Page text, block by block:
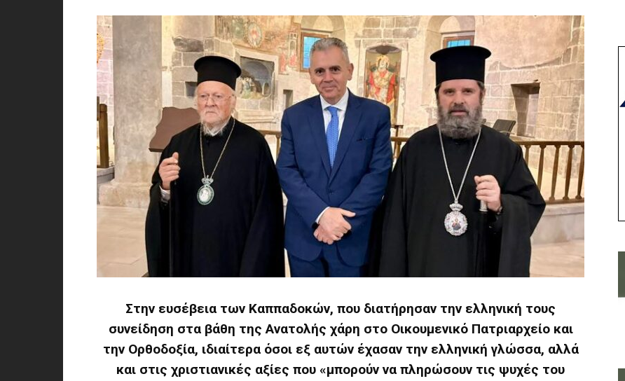
Στην ευσέβεια των Καππαδοκών, που διατήρησαν την ελληνική τους
συνείδηση στα βάθη της Ανατολής χάρη στο Οικουμενικό Πατριαρχείο και
την Ορθοδοξία, ιδιαίτερα όσοι εξ αυτών έχασαν την ελληνική γλώσσα, αλλά
και στις χριστιανικές αξίες που «μπορούν να πληρώσουν τις ψυχές του